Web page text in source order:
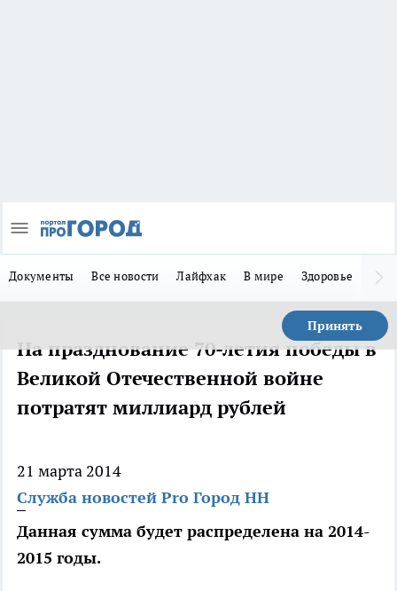
Документы Все новости Лайфхак В мире Здоровье
Принять
На празднование 70-летия победы в
Великой Отечественной войне
потратят миллиард рублей
21 марта 2014
Служба новостей Pro Город НН
Данная сумма будет распределена на 2014-
2015 годы.